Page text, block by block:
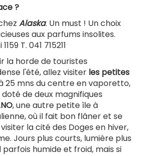
?
Alaska. Un must ! Un choix
aux parfums insolites.
T. 041 715211
la horde de touristes
l'été, allez visiter les petites
25 mns du centre en vaporetto,
de deux magnifiques
, une autre petite île à
où il fait bon flâner et se
la cité des Doges en hiver,
Jours plus courts, lumière plus
humide et froid, mais si